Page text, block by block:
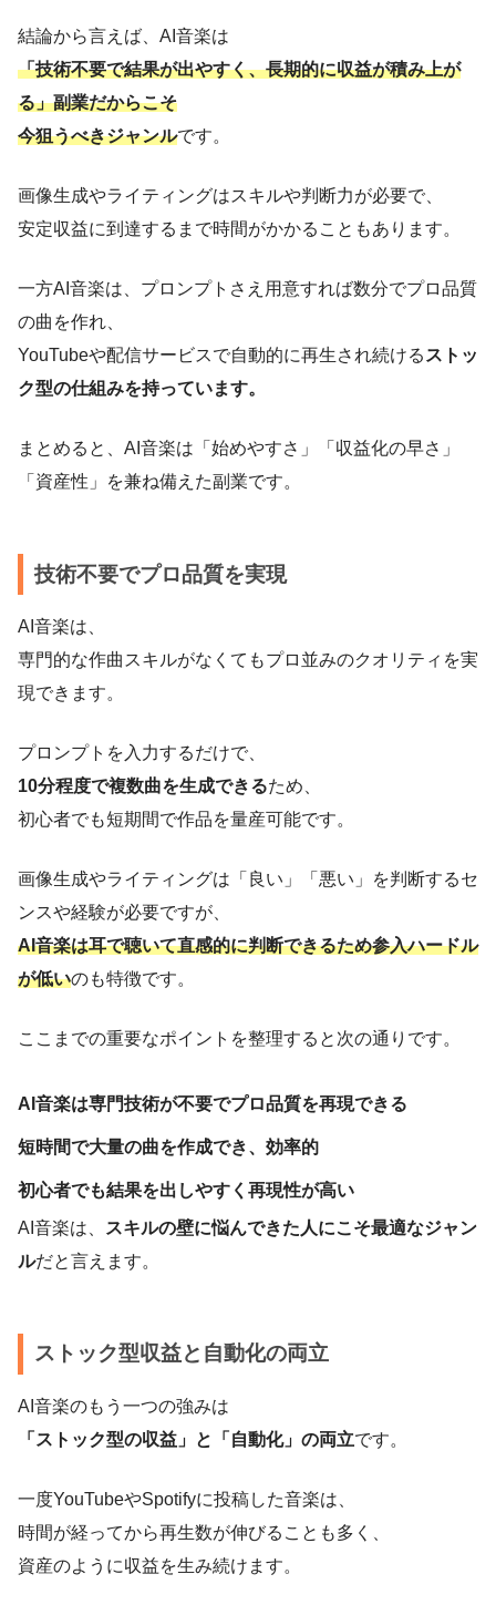
結論から言えば、AI音楽は
「技術不要で結果が出やすく、長期的に収益が積み上が
る」副業だからこそ
今狙うべきジャンルです。
画像生成やライティングはスキルや判断力が必要で、
安定収益に到達するまで時間がかかることもあります。
一方AI音楽は、プロンプトさえ用意すれば数分でプロ品質
の曲を作れ、
YouTubeや配信サービスで自動的に再生され続ける ストッ
ク型の仕組みを持っています。
まとめると、AI音楽は「始めやすさ」「収益化の早さ」
「資産性」を兼ね備えた副業です。
技術不要でプロ品質を実現
AI音楽は、
専門的な作曲スキルがなくてもプロ並みのクオリティを実
現できます。
プロンプトを入力するだけで、
10分程度で複数曲を生成できるため、
初心者でも短期間で作品を量産可能です。
画像生成やライティングは「良い」「悪い」を判断するセ
ンスや経験が必要ですが、
AI音楽は耳で聴いて直感的に判断できるため参入ハードル
が低いのも特徴です。
ここまでの重要なポイントを整理すると次の通りです。
AI音楽は専門技術が不要でプロ品質を再現できる
短時間で大量の曲を作成でき、効率的
初心者でも結果を出しやすく再現性が高い
AI音楽は、
スキルの壁に悩んできた人にこそ最適なジャン
ルだと言えます。
ストック型収益と自動化の両立
AI音楽のもう一つの強みは
「ストック型の収益」と「自動化」の両立です。
一度YouTubeやSpotifyに投稿した音楽は、
時間が経ってから再生数が伸びることも多く、
資産のように収益を生み続けます。